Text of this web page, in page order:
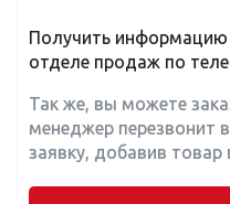
Получить
отделе продаж по
Так же, вы можете
менеджер перезвонит
заявку, добавив товар